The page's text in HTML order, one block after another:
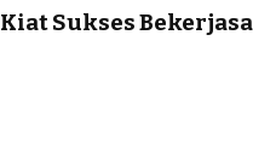
Kiat Sukses